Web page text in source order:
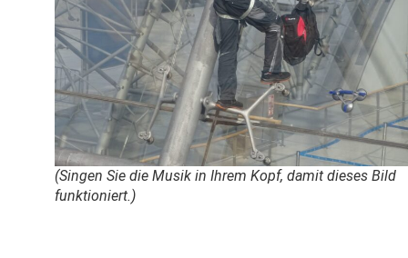
(Singen Sie die Musik in Ihrem Kopf, damit dieses Bild
funktioniert.)